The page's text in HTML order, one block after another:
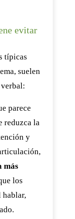
evitar
típicas
suelen
parece
reduzca la
y
más
los
hablar,